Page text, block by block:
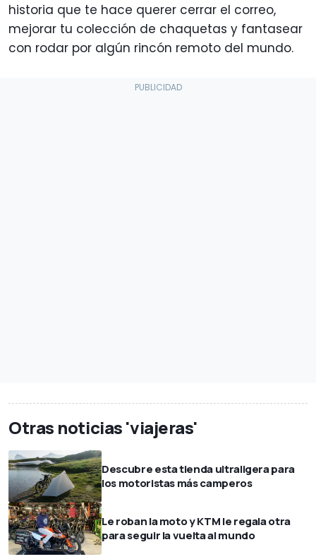
historia que te hace querer cerrar el correo,
mejorar tu colección de chaquetas y fantasear
con rodar por algún rincón remoto del mundo.
Otras noticias 'viajeras'
Descubre esta tienda ultraligera para
los motoristas más camperos
Le roban la moto y KTM le regala otra
para seguir la vuelta al mundo